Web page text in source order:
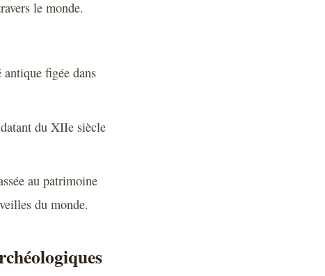
le monde.
figée dans
du XIIe siècle
au patrimoine
du monde.